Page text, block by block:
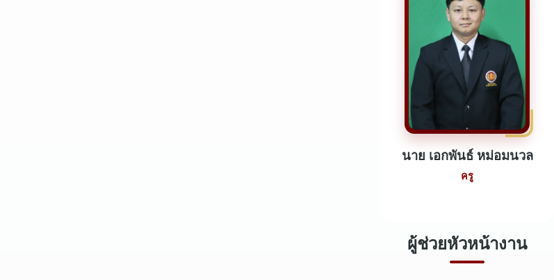
นาย เอกพันธ์ หม่อมนวล
ครู
ผู้ช่วยหัวหน้างาน